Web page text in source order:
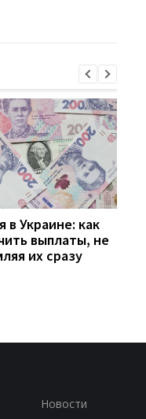
в Украине: как
выплаты, не
их сразу
Новости